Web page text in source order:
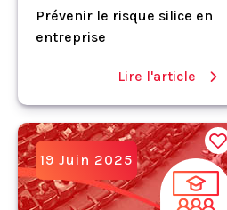
Prévenir le risque silice en
entreprise
Lire l'article
19 Juin 2025